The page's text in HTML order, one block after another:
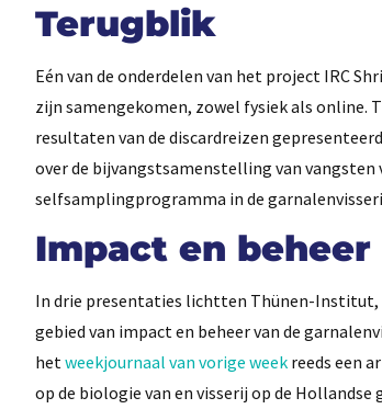
Terugblik
Eén van de onderdelen van het project IRC
zijn samengekomen, zowel fysiek als online.
resultaten van de discardreizen
over de bijvangstsamenstelling van vangsten
selfsamplingprogramma in de
Impact en beheer
In drie presentaties lichtten Thünen-Institut,
gebied van impact en beheer van de
hetweekjournaal van vorige week reeds een
op de biologie van en visserij op de